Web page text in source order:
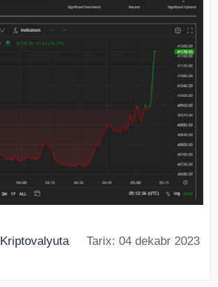
KriptovalyutaTarix: 04 dekabr 2023